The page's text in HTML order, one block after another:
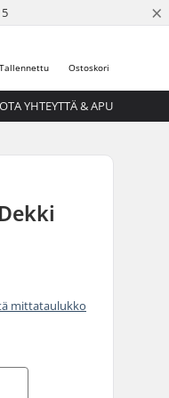
×
Ostoskori
Tallennettu
OTA YHTEYTTÄ & APU
mittataulukko